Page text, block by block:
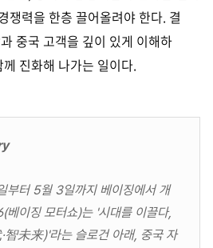
쟁력을 한층 끌어올려야 한다. 결
중국 고객을 깊이 있게 이해하
진화해 나가는 일이다.
터 5월 3일까지 베이징에서 개
이징 모터쇼)는 '시대를 이끌다,
智未来)'라는 슬로건 아래, 중국 자